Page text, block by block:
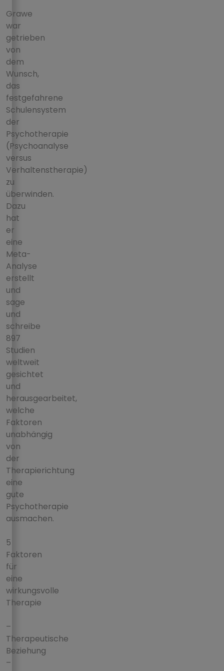
Grawe
war
getrieben
von
dem
Wunsch,
das
festgefahrene
Schulensystem
der
Psychotherapie
(Psychoanalyse
versus
Verhaltenstherapie)
zu
überwinden.
Dazu
hat
er
eine
Meta-
Analyse
erstellt
und
sage
und
schreibe
897
Studien
weltweit
gesichtet
und
herausgearbeitet,
welche
Faktoren
unabhängig
von
der
Therapierichtung
eine
gute
Psychotherapie
ausmachen.
5
Faktoren
für
eine
wirkungsvolle
Therapie
–
Therapeutische
Beziehung
–